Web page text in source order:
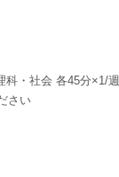
・社会 各45分×1/週
さい